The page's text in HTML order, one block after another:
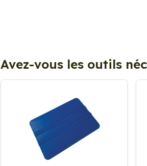
Avez-vous les outils